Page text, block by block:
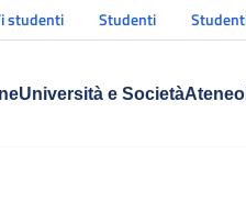
studenti Studenti
Università e SocietàAteneo